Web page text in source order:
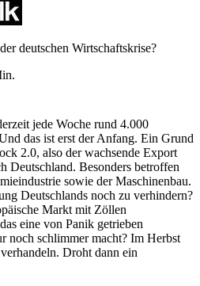
deutschen Wirtschaftskrise?
jede Woche rund 4.000
das ist erst der Anfang. Ein Grund
2.0, also der wachsende Export
Deutschland. Besonders betroffen
sowie der Maschinenbau.
Deutschlands noch zu verhindern?
Markt mit Zöllen
eine von Panik getrieben
noch schlimmer macht? Im Herbst
Droht dann ein